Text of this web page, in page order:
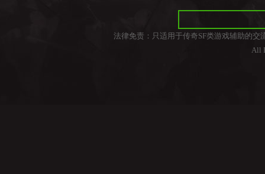
法律免责：只适用于传奇SF类游戏辅助的
All